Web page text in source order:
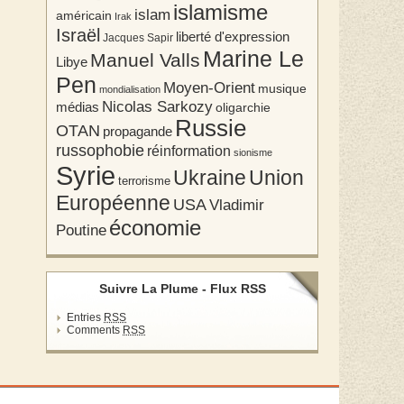
américain Irak islam islamisme
Israël Jacques Sapir liberté d'expression
Libye Manuel Valls Marine Le
Pen mondialisation Moyen-Orient musique
médias Nicolas Sarkozyoligarchie
OTAN propagande Russie
russophobie réinformation sionisme
Syrie terrorisme Ukraine Union
Européenne USAVladimir
Poutine économie
Suivre La Plume - Flux RSS
Entries RSS
Comments RSS